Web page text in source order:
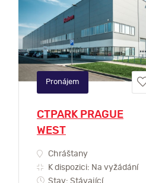
CTPARK PRAGUE
WEST
Chráštany
K dispozici: Na vyžádání
Stav: Stávající
Pronájem